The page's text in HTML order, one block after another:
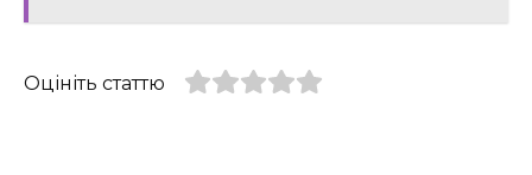
Оцініть статтю